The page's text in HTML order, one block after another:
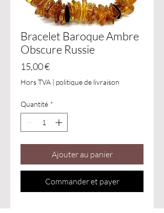
Bracelet Baroque Ambre
Obscure Russie
15,00 €Prix
Hors TVA | politique de livraison
Quantité *
Ajouter au panier
Commander et payer